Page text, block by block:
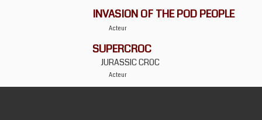
INVASION OF THE POD PEOPLE
Acteur
SUPERCROC
JURASSIC CROC
Acteur